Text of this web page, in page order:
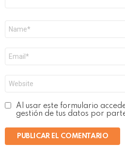
electrónico
*
Al usar este formulario
gestión de tus datos por